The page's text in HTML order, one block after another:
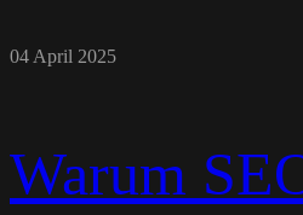
04 April 2025
Warum